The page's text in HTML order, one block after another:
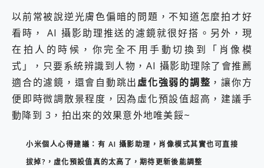
以前常被說逆光膚色偏暗的問題，不知道怎麼拍才好
看時， AI 攝影助理推送的濾鏡就很好搭。另外，現
在拍人的時候，你完全不用手動切換到「肖像模
式」，只要系統辨識到人物，AI 攝影助理除了會推薦
適合的濾鏡，還會自動跳出虛化強弱的調整 ，讓你方
便即時微調散景程度，因為虛化預設值超高，建議手
動降到 3，拍出來的效果意外地唯美餒~
小米個人心得建議：有 AI 攝影助理，肖像模式其實也可直接
拔掉?，虛化預設值真的太高了，期待更新後能調整